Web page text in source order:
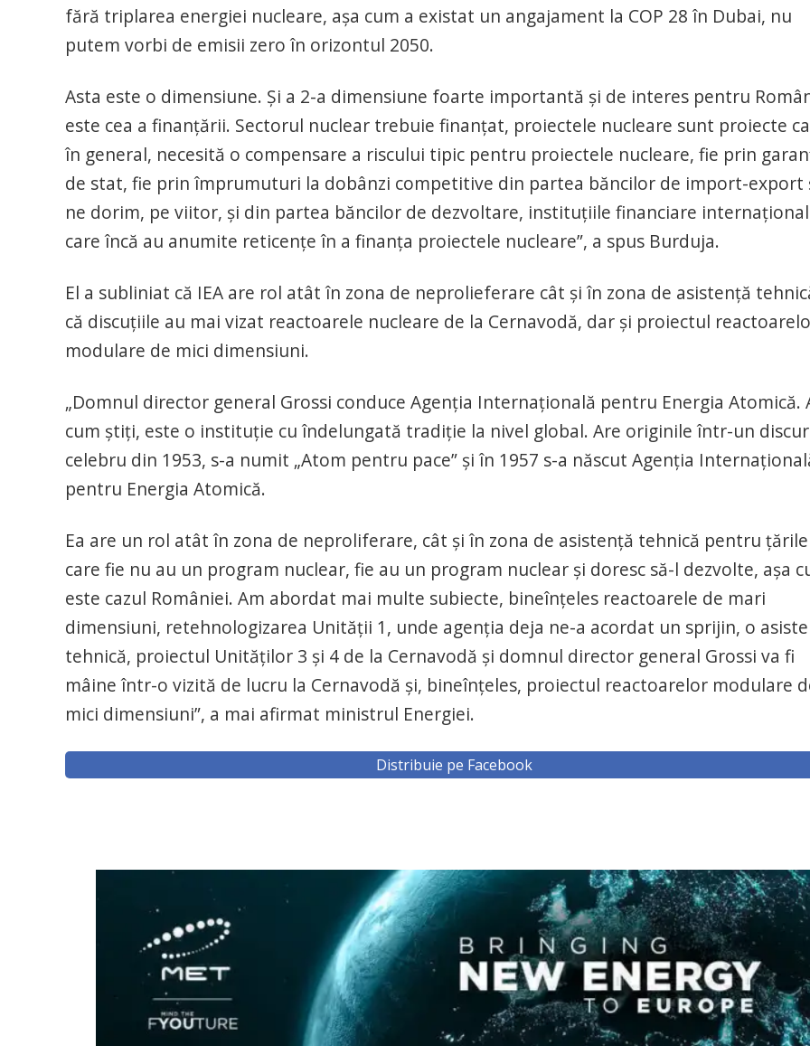
fără triplarea energiei nucleare, aşa cum a existat un angajament la COP 28 în Dubai, nu
putem vorbi de emisii zero în orizontul 2050.
Asta este o dimensiune. Şi a 2-a dimensiune foarte importantă şi de interes pentru
este cea a finanţării. Sectorul nuclear trebuie finanţat, proiectele nucleare sunt proiecte
în general, necesită o compensare a riscului tipic pentru proiectele nucleare, fie prin
de stat, fie prin împrumuturi la dobânzi competitive din partea băncilor de import-export
ne dorim, pe viitor, şi din partea băncilor de dezvoltare, instituţiile financiare
care încă au anumite reticenţe în a finanţa proiectele nucleare”, a spus Burduja.
El a subliniat că IEA are rol atât în zona de neprolieferare cât şi în zona de asistenţă
că discuţiile au mai vizat reactoarele nucleare de la Cernavodă, dar şi proiectul
modulare de mici dimensiuni.
„Domnul director general Grossi conduce Agenţia Internaţională pentru Energia Atomică.
cum ştiţi, este o instituţie cu îndelungată tradiţie la nivel global. Are originile într-un
celebru din 1953, s-a numit „Atom pentru pace” şi în 1957 s-a născut Agenţia
pentru Energia Atomică.
Ea are un rol atât în zona de neproliferare, cât şi în zona de asistenţă tehnică pentru ţările
care fie nu au un program nuclear, fie au un program nuclear şi doresc să-l dezvolte, aşa
este cazul României. Am abordat mai multe subiecte, bineînţeles reactoarele de mari
dimensiuni, retehnologizarea Unităţii 1, unde agenţia deja ne-a acordat un sprijin, o
tehnică, proiectul Unităţilor 3 şi 4 de la Cernavodă şi domnul director general Grossi va fi
mâine într-o vizită de lucru la Cernavodă şi, bineînţeles, proiectul reactoarelor modulare
mici dimensiuni”, a mai afirmat ministrul Energiei.
Distribuie pe Facebook